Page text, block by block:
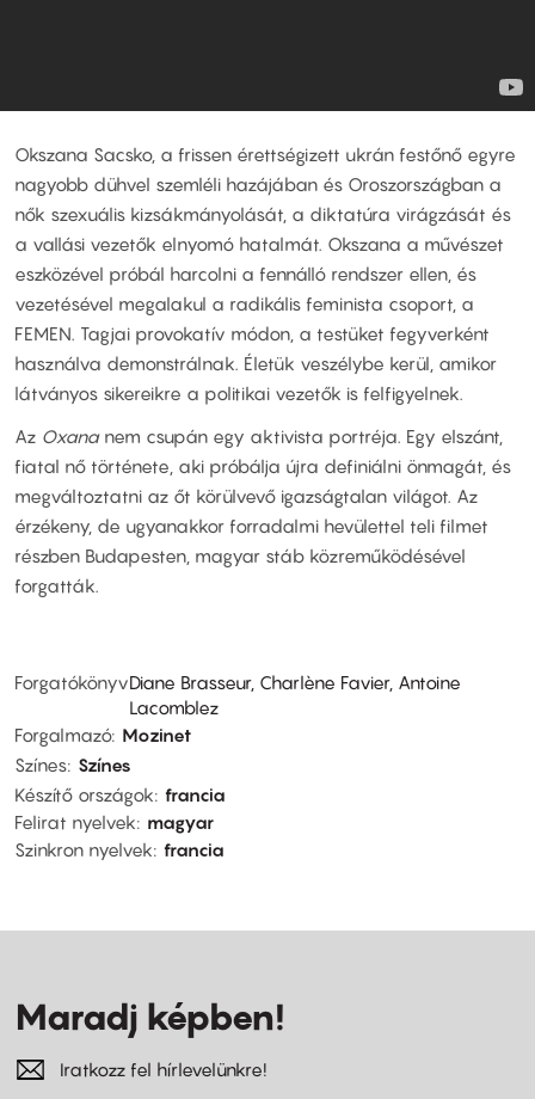
Okszana Sacsko, a frissen érettségizett ukrán festőnő egyre
nagyobb dühvel szemléli hazájában és Oroszországban a
nők szexuális kizsákmányolását, a diktatúra virágzását és
a vallási vezetők elnyomó hatalmát. Okszana a művészet
eszközével próbál harcolni a fennálló rendszer ellen, és
vezetésével megalakul a radikális feminista csoport, a
FEMEN. Tagjai provokatív módon, a testüket fegyverként
használva demonstrálnak. Életük veszélybe kerül, amikor
látványos sikereikre a politikai vezetők is felfigyelnek.
Az Oxananem csupán egy aktivista portréja. Egy elszánt,
fiatal nő története, aki próbálja újra definiálni önmagát, és
megváltoztatni az őt körülvevő igazságtalan világot. Az
érzékeny, de ugyanakkor forradalmi hevülettel teli filmet
részben Budapesten, magyar stáb közreműködésével
forgatták.
ForgatókönyvDiane Brasseur, Charlène Favier, Antoine
Lacomblez
Forgalmazó Mozinet
Színes Színes
Készítő országok francia
Felirat nyelvek
magyar
Szinkron nyelvek francia
Maradj képben!
Iratkozz fel hírlevelünkre!